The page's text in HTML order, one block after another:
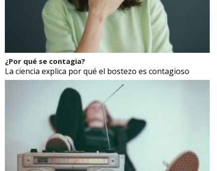
¿Por qué se contagia?
La ciencia explica por qué el bostezo es contagioso